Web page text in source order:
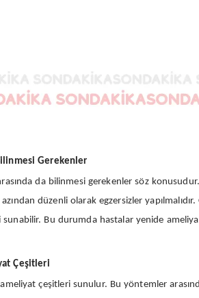
Gerekenler
da bilinmesi gerekenler söz
düzenli olarak egzersizler
Bu durumda hastalar yenide
Çeşitleri
çeşitleri sunulur. Bu yöntemler